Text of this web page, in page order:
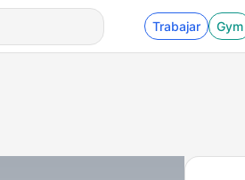
Trabajar Gym